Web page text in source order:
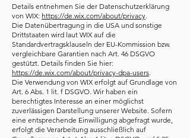
Details entnehmen Sie der Datenschutzerklärung
von WIX: https://de.wix.com/about/privacy.
Die Datenübertragung in die USA und sonstige
Drittstaaten wird laut WIX auf die
Standardvertragsklauseln der EU-Kommission bzw.
vergleichbare Garantien nach Art. 46 DSGVO
gestützt. Details finden Sie hier:
https://de.wix.com/about/privacy-dpa-users.
Die Verwendung von WIX erfolgt auf Grundlage von
Art. 6 Abs. 1 lit. f DSGVO. Wir haben ein
berechtigtes Interesse an einer möglichst
zuverlässigen Darstellung unserer Website. Sofern
eine entsprechende Einwilligung abgefragt wurde,
erfolgt die Verarbeitung ausschließlich auf